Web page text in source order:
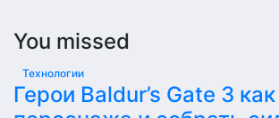
You missed
Технологии
Герои Baldur’s Gate 3